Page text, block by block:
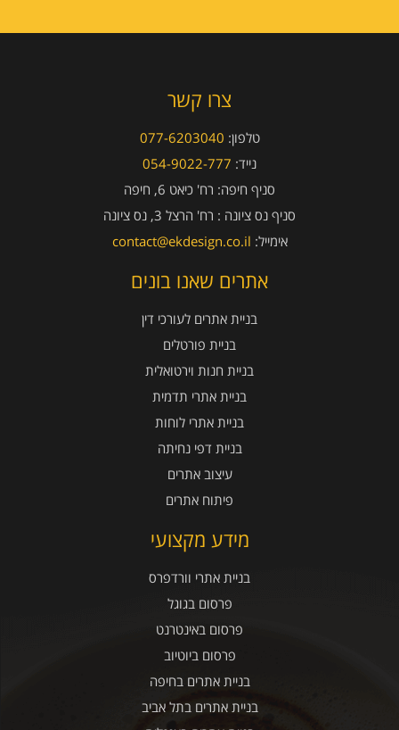
צרו קשר
טלפון: 077-6203040
נייד: 054-9022-777
סניף חיפה: רח' כיאט 6, חיפה
סניף נס ציונה : רח' הרצל 3, נס ציונה
אימייל: contact@ekdesign.co.il
אתרים שאנו בונים
בניית אתרים לעורכי דין
בניית פורטלים
בניית חנות וירטואלית
בניית אתרי תדמית
בניית אתרי לוחות
בניית דפי נחיתה
עיצוב אתרים
פיתוח אתרים
מידע מקצועי
בניית אתרי וורדפרס
פרסום בגוגל
פרסום באינטרנט
פרסום ביוטיוב
בניית אתרים בחיפה
בניית אתרים בתל אביב